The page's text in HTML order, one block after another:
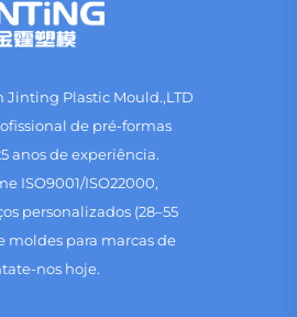
Jinting Plastic Mould.,LTD
de pré-formas
anos de experiência.
ISO9001/ISO22000,
personalizados (28–55
moldes para marcas de
nos hoje.